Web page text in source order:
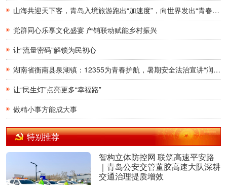
山海共迎天下客，青岛入境旅游跑出“加速度”，向世界发出“青春之约”
党群同心乐享文化盛宴 产销联动赋能乡村振兴
让“流量密码”解锁为民初心
湖南省衡南县泉湖镇：12355为青春护航，暑期安全法治宣讲“润”童心
让“民生灯”点亮更多“幸福路”
做精小事方能成大事
特别推荐
智构立体防控网 联筑高速平安路
｜青岛公安交管董胶高速大队深耕
交通治理提质增效